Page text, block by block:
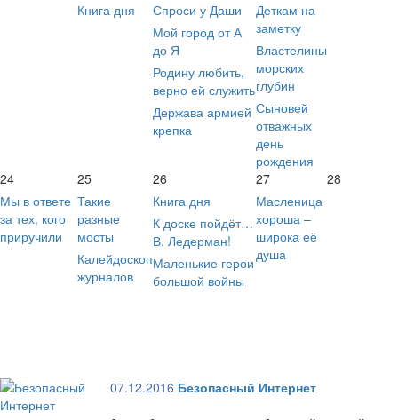
Книга дня
Спроси у Даши
Мой город от А
до Я
Родину любить,
верно ей служить
Держава армией
крепка
Деткам на
заметку
Властелины
морских
глубин
Сыновей
отважных
день
рождения
24
Мы в ответе
за тех, кого
приручили
25
Такие
разные
мосты
Калейдоскоп
журналов
26
Книга дня
К доске пойдёт…
В. Ледерман!
Маленькие герои
большой войны
27
Масленица
хороша –
широка её
душа
28
07.12.2016 Безопасный Интернет